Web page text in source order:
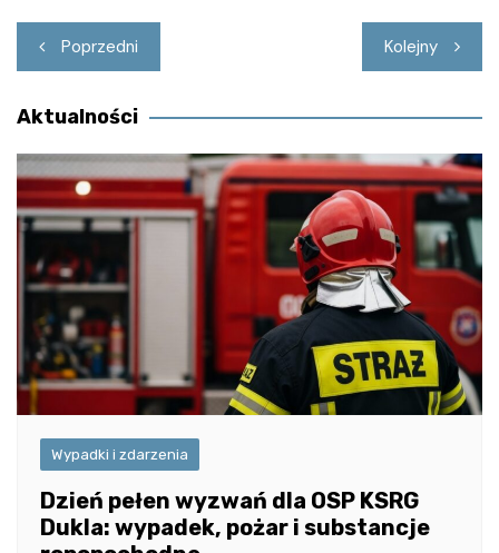
Nawigacja
wpisu
Poprzedni Kolejny
Aktualności
Wypadki i zdarzenia
Dzień pełen wyzwań dla OSP KSRG
Dukla: wypadek, pożar i substancje